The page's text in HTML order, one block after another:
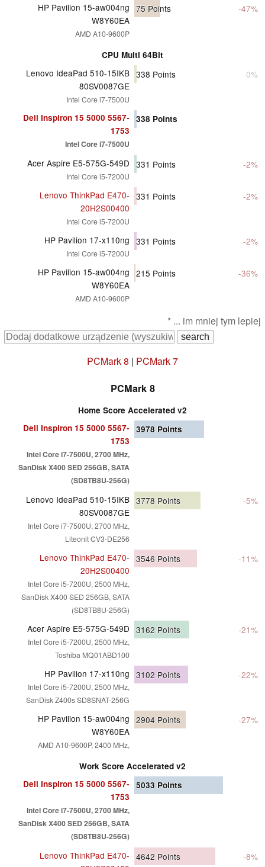
HP Pavilion 15-aw004ng
W8Y60EA
AMD A10-9600P
75 Points -47%
CPU Multi 64Bit
Lenovo IdeaPad 510-15IKB
80SV0087GE
Intel Core i7-7500U
338 Points 0%
Dell Inspiron 15 5000 5567-
1753
Intel Core i7-7500U
338 Points
Acer Aspire E5-575G-549D
Intel Core i5-7200U
331 Points -2%
Lenovo ThinkPad E470-
20H2S00400
Intel Core i5-7200U
331 Points -2%
HP Pavilion 17-x110ng
Intel Core i5-7200U
331 Points -2%
HP Pavilion 15-aw004ng
W8Y60EA
AMD A10-9600P
215 Points -36%
* ... im mniej tym lepiej
PCMark 8 | PCMark 7
PCMark 8
Home Score Accelerated v2
Dell Inspiron 15 5000 5567-
1753
Intel Core i7-7500U, 2700 MHz,
SanDisk X400 SED 256GB, SATA
(SD8TB8U-256G)
3978 Points
Lenovo IdeaPad 510-15IKB
80SV0087GE
Intel Core i7-7500U, 2700 MHz,
Liteonit CV3-DE256
3778 Points -5%
Lenovo ThinkPad E470-
20H2S00400
Intel Core i5-7200U, 2500 MHz,
SanDisk X400 SED 256GB, SATA
(SD8TB8U-256G)
3546 Points -11%
Acer Aspire E5-575G-549D
Intel Core i5-7200U, 2500 MHz,
Toshiba MQ01ABD100
3162 Points -21%
HP Pavilion 17-x110ng
Intel Core i5-7200U, 2500 MHz,
SanDisk Z400s SD8SNAT-256G
3102 Points -22%
HP Pavilion 15-aw004ng
W8Y60EA
AMD A10-9600P, 2400 MHz,
2904 Points -27%
Work Score Accelerated v2
Dell Inspiron 15 5000 5567-
1753
Intel Core i7-7500U, 2700 MHz,
SanDisk X400 SED 256GB, SATA
(SD8TB8U-256G)
5033 Points
Lenovo ThinkPad E470- 4642 Points -8%